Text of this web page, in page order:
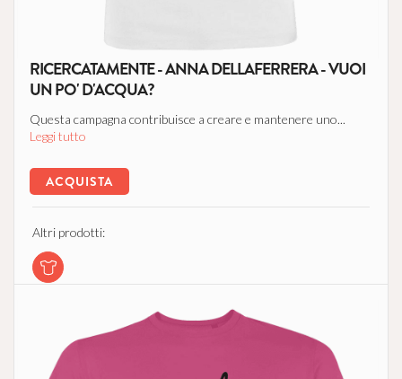
RICERCATAMENTE - ANNA DELLAFERRERA - VUOI
UN PO' D'ACQUA?
Questa campagna contribuisce a creare e mantenere uno...
Leggi tutto
ACQUISTA
Altri prodotti: